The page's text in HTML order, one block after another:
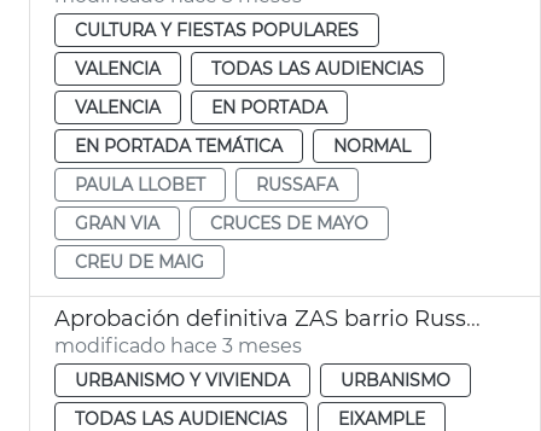
CULTURA Y FIESTAS POPULARES
VALENCIA
TODAS LAS AUDIENCIAS
VALENCIA
EN PORTADA
EN PORTADA TEMÁTICA
NORMAL
PAULA LLOBET
RUSSAFA
GRAN VIA
CRUCES DE MAYO
CREU DE MAIG
Aprobación definitiva ZAS barrio Russafa València
modificado hace 3 meses
URBANISMO Y VIVIENDA
URBANISMO
TODAS LAS AUDIENCIAS
EIXAMPLE